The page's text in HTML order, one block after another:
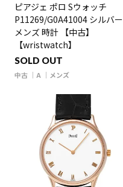
ピアジェ ポロ Sウォッチ
P11269/G0A41004 シルバー
メンズ 時計 【中古】
【wristwatch】
SOLD OUT
中古 A メンズ